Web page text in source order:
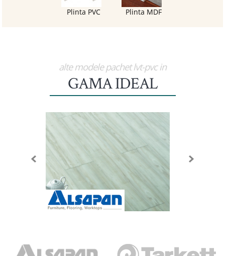
Plinta PVC Plinta MDF
alte modele pachet lvt-pvc in
GAMA IDEAL